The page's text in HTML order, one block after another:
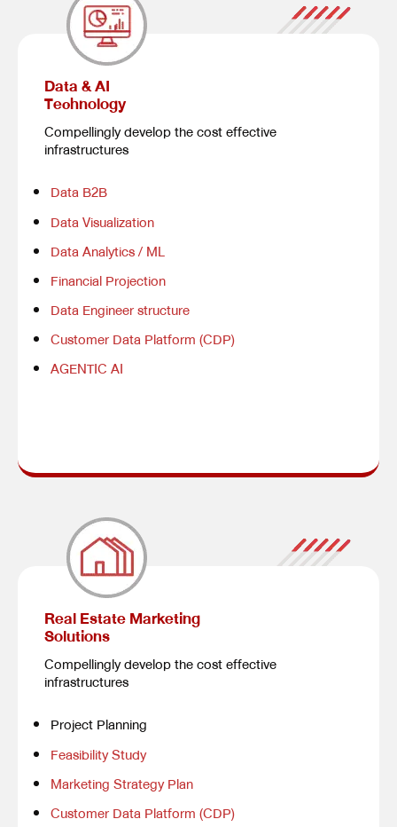
Data & AI
Technology
Compellingly develop the cost effective
infrastructures
Data B2B
Data Visualization
Data Analytics / ML
Financial Projection
Data Engineer structure
Customer Data Platform (CDP)
AGENTIC AI
Real Estate Marketing
Solutions
Compellingly develop the cost effective
infrastructures
Project Planning
Feasibility Study
Marketing Strategy Plan
Customer Data Platform (CDP)